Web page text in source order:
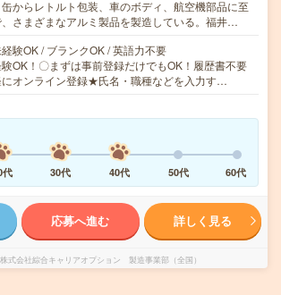
からレトルト包装、車のボディ、航空機部品に至
、さまざまなアルミ製品を製造している。福井…
験OK / ブランクOK / 英語力不要
OK！〇まずは事前登録だけでもOK！履歴書不要
オンライン登録★氏名・職種などを入力す…
代
30代 40代 50代 60代
応募へ進む 詳しく見る
株式会社綜合キャリアオプション 製造事業部（全国）